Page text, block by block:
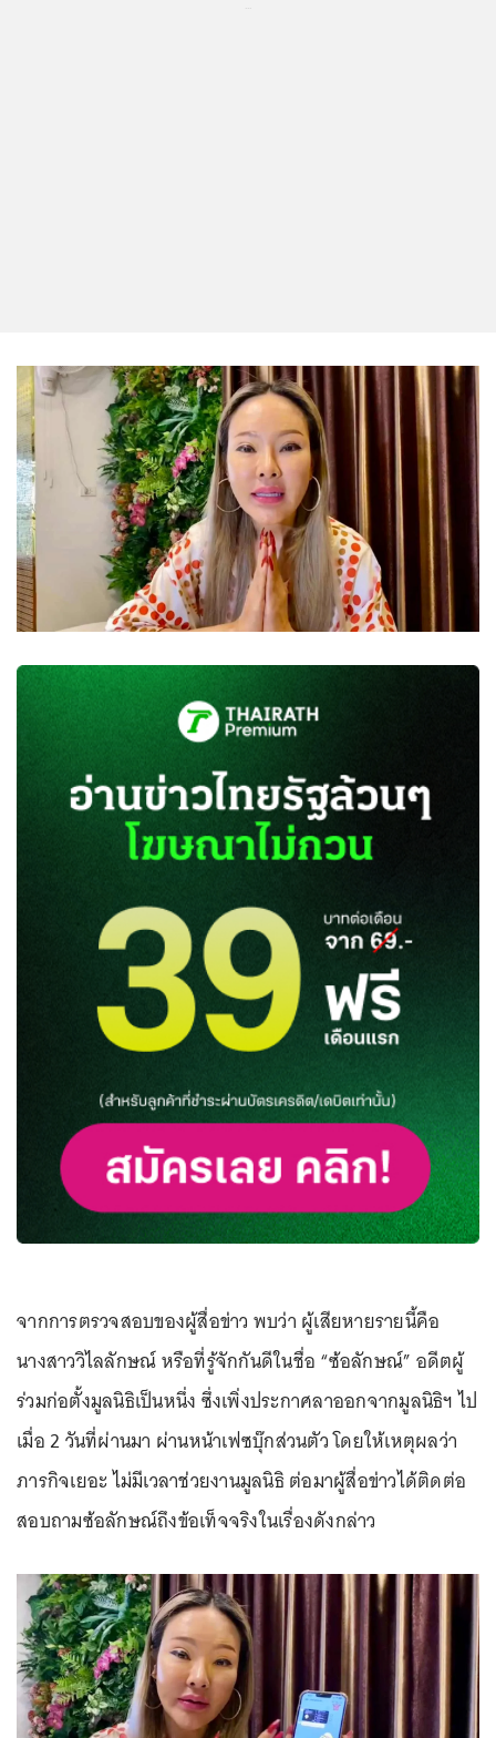
จากการตรวจสอบของผู้สื่อข่าว พบว่า ผู้เสียหายรายนี้คือ
นางสาววิไลลักษณ์ หรือที่รู้จักกันดีในชื่อ “ซ้อลักษณ์” อดีตผู้
ร่วมก่อตั้งมูลนิธิเป็นหนึ่ง ซึ่งเพิ่งประกาศลาออกจากมูลนิธิฯ ไป
เมื่อ 2 วันที่ผ่านมา ผ่านหน้าเฟซบุ๊กส่วนตัว โดยให้เหตุผลว่า
ภารกิจเยอะ ไม่มีเวลาช่วยงานมูลนิธิ ต่อมาผู้สื่อข่าวได้ติดต่อ
สอบถามซ้อลักษณ์ถึงข้อเท็จจริงในเรื่องดังกล่าว